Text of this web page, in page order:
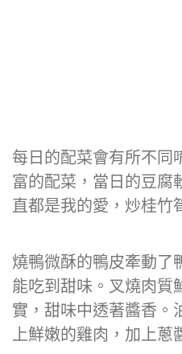
每日的配菜會有所不同
富的配菜，當日的豆腐
直都是我的愛，炒桂竹
燒鴨微酥的鴨皮牽動了
能吃到甜味。叉燒肉質
實，甜味中透著醬香。
上鮮嫩的雞肉，加上蔥